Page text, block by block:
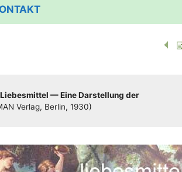
— Eine Dar­stel­lung der
Ver­lag, Ber­lin, 1930)